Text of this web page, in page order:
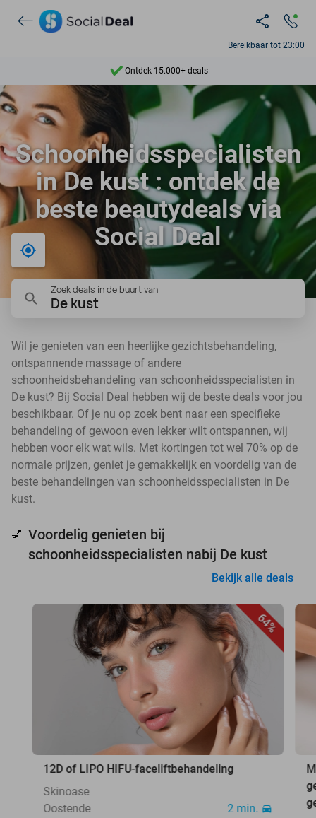
Bereikbaar tot 23:00
Ontdek 15.000+ deals
7 dagen per week beschikbaar
9,4
Ontdek 15.000+ deals
Schoonheidsspecialisten
in De kust : ontdek de
beste beautydeals via
Social Deal
Bij mij in de buurt
Zoek deals in de buurt van
De kust
Wil je genieten van een heerlijke gezichtsbehandeling,
ontspannende massage of andere
schoonheidsbehandeling van schoonheidsspecialisten in
De kust? Bij Social Deal hebben wij de beste deals voor jou
beschikbaar. Of je nu op zoek bent naar een specifieke
behandeling of gewoon even lekker wilt ontspannen, wij
hebben voor elk wat wils. Met kortingen tot wel 70% op de
normale prijzen, geniet je gemakkelijk en voordelig van de
beste behandelingen van schoonheidsspecialisten in De
kust.
💅 Voordelig genieten bij
schoonheidsspecialisten nabij De kust
Bekijk alle deals
64%
12D of LIPO HIFU-faceliftbehandeling
Skinoase
Oostende
2 min.